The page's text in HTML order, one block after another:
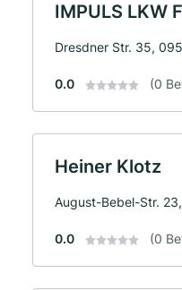
IMPULS LKW
Dresdner Str. 35,
0.0 (0
Heiner Klotz
August-Bebel-Str.
0.0 (0